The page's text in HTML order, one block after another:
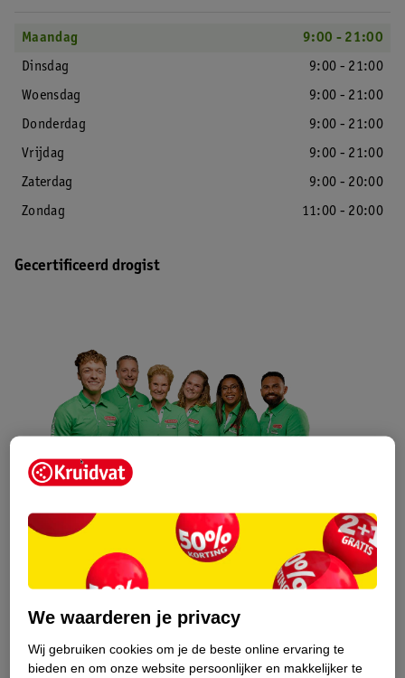
Maandag
9:00 - 21:00
Dinsdag
9:00 - 21:00
Woensdag
9:00 - 21:00
Donderdag
9:00 - 21:00
Vrijdag
9:00 - 21:00
Zaterdag
9:00 - 20:00
Zondag
11:00 - 20:00
Gecertificeerd drogist
Kruidvat is een erkend specialist in
zelfzorg, ook online. Wat je
gezondheidsvraag ook is, stel hem aan
Stel je gezondheidsvraag
We waarderen je privacy
Wij gebruiken cookies om je de beste online ervaring te
bieden en om onze website persoonlijker en makkelijker te